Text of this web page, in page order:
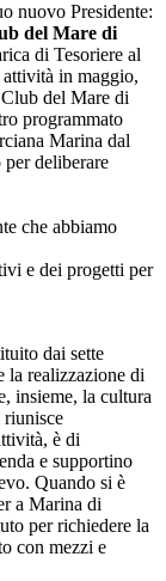
nuovo Presidente:
del Mare di
di Tesoriere al
in maggio,
del Mare di
programmato
Marina dal
deliberare
che abbiamo
e dei progetti per
dai sette
realizzazione di
insieme, la cultura
è di
e supportino
Quando si è
a Marina di
per richiedere la
con mezzi e